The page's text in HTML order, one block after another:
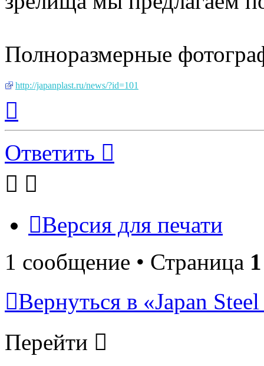
Полноразмерные
http://japanplast.ru/news/?id=101
началу
Ответить
Версия для печати
1 сообщение • Страница 1
Вернуться в «Japan
Перейти